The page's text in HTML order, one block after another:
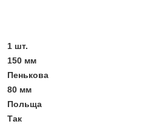
1 шт.
150 мм
Пенькова
80 мм
Польща
Так